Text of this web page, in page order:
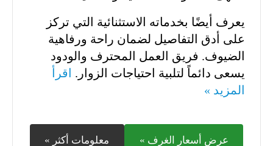
يعرف أيضًا بخدماته الاستثنائية التي تركز
على أدق التفاصيل لضمان راحة ورفاهية
الضيوف. فريق العمل المحترف والودود
يسعى دائماً لتلبية احتياجات الزوار. اقرأ
المزيد »
عرض أسعار الغرف » معلومات أكثر »